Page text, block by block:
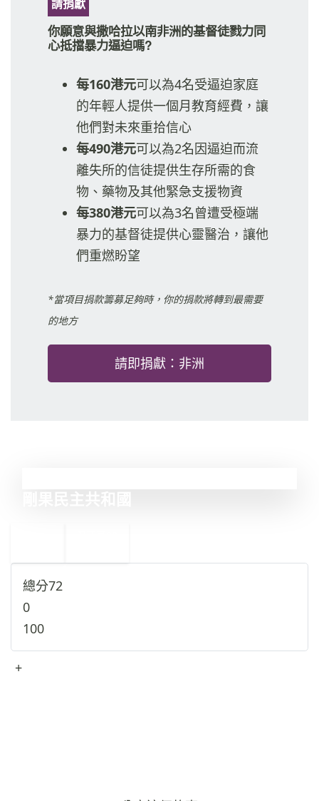
請捐獻
你願意與撒哈拉以南非洲的基督徒戮力同
心抵擋暴力逼迫嗎?
每160港元可以為4名受逼迫家庭
的年輕人提供一個月教育經費，讓
他們對未來重拾信心
每490港元可以為2名因逼迫而流
離失所的信徒提供生存所需的食
物、藥物及其他緊急支援物資
每380港元可以為3名曾遭受極端
暴力的基督徒提供心靈醫治，讓他
們重燃盼望
*當項目捐款籌募足夠時，你的捐款將轉到最需要
的地方
請即捐獻：非洲
總分72
0
100
+